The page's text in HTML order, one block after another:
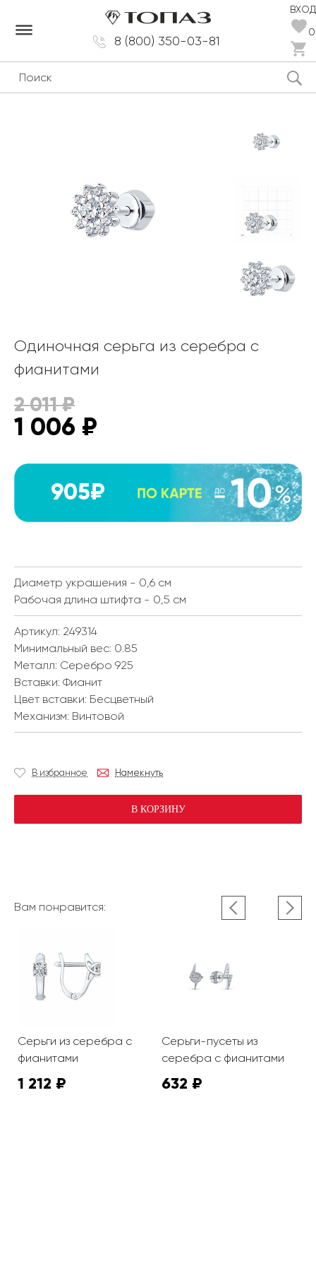
8 (800) 350-03-81
ВХОД
0
dehaze
Одиночная серьга из серебра с
фианитами
2 011₽
1 006 ₽
905₽
Диаметр украшения - 0,6 см
Рабочая длина штифта - 0,5 см
Артикул: 249314
Минимальный вес: 0.85
Металл: Серебро 925
Вставки: Фианит
Цвет вставки: Бесцветный
Механизм: Винтовой
В избранное Намекнуть
В КОРЗИНУ
Вам понравится:
Серьги из серебра с
фианитами
1 212 ₽
Серьги-пусеты из
серебра с фианитами
632 ₽